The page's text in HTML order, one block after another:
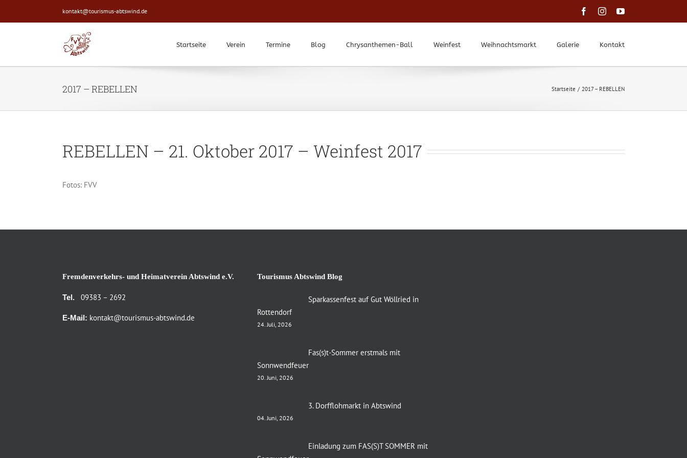
kontakt@tourismus-abtswind.de FacebookInstagramYouTube
Startseite Verein Termine Blog Chrysanthemen-Ball Weinfest Weihnachtsmarkt Galerie Kontakt
2017 – REBELLEN Startseite 2017 – REBELLEN
REBELLEN – 21. Oktober 2017 – Weinfest 2017
Fotos: FVV
Fremdenverkehrs- und Heimatverein Abtswind e.V.
Tel.09383 – 2692
E-Mail: kontakt@tourismus-abtswind.de
Tourismus Abtswind Blog
Sparkassenfest auf Gut Wöllried in
Rottendorf
24. Juli, 2026
Fas(s)t-Sommer erstmals mit
Sonnwendfeuer
20. Juni, 2026
3. Dorfflohmarkt in Abtswind
04. Juni, 2026
Einladung zum FAS(S)T SOMMER mit